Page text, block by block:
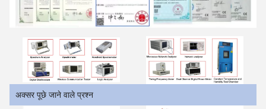
अक्सर पूछे जाने वाले प्रश्न